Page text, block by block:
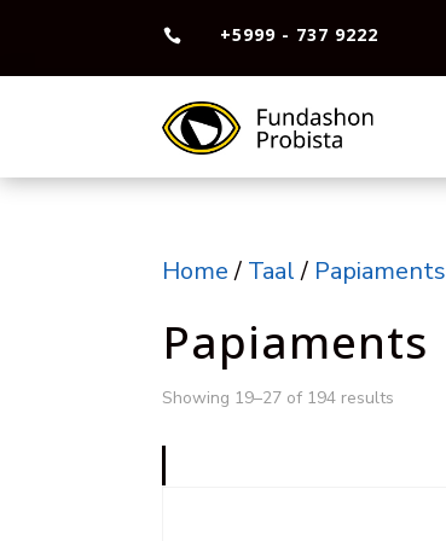
 +5999 - 737 9222
Home/ Taal/ Papiaments
Papiaments
Showing 19–27 of 194 results